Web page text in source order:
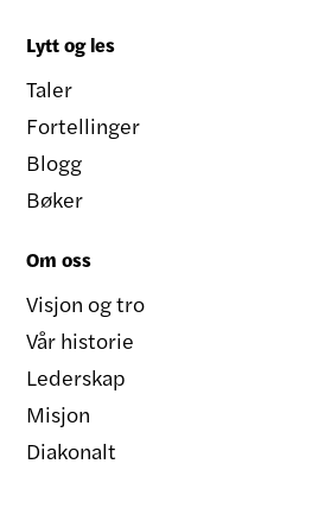
Lytt og les
Taler
Fortellinger
Blogg
Bøker
Om oss
Visjon og tro
Vår historie
Lederskap
Misjon
Diakonalt